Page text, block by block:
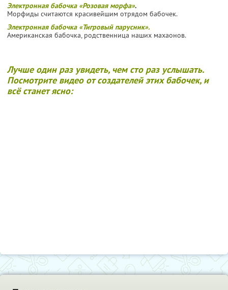
Электронная бабочка «Розовая морфа».
Морфиды считаются красивейшим отрядом бабочек.
Электронная бабочка «Тигровый парусник».
Американская бабочка, родственница наших махаонов.
Лучше один раз увидеть, чем сто раз услышать.
Посмотрите видео от создателей этих бабочек, и
всё станет ясно: